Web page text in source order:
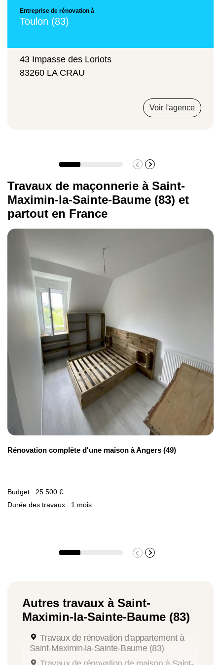
65 € par m²
Ouverture de mur porteur
1750 € par m²
maçonnerie à Saint-Maximin-la-Sainte-
Baume, dans le Var au plus près de votre
budget, notre entreprise vous accompagne
encore dans l'obtention d'aides aux travaux
comme la TVA à taux réduits. Autant de
raisons qui hissent Avenir Rénovations au
rang d'entreprise numéro un pour les
de maçonnerie dans le Varet partout en
France.
Entreprise de rénovation à
Toulon (83)
43 Impasse des Loriots
83260 LA CRAU
Voir l'agence
Travaux de maçonnerie à Saint-
Maximin-la-Sainte-Baume (83) et
partout en France
Rénovation complète d'une maison à Angers (49)
Budget : 25 500 €
Durée des travaux : 1 mois
Autres travaux à Saint-
Maximin-la-Sainte-Baume (83)
Travaux de rénovation d'appartement à
Saint-Maximin-la-Sainte-Baume (83)